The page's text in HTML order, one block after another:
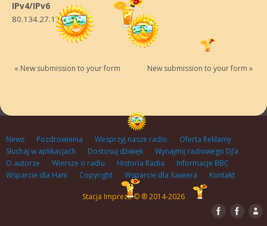
IPv4/IPv6
80.134.27.174
« New submission to your form New submission to your form »
News Pozdrowienia Wesprzyj nasze radio
Oferta Reklamy
Słuchaj w aplikacjach
Dostosuj dźwięk
Wynajmij radiowego DJ’a
O autorze
Wiersze o radiu Historia Radia
Informacje BBC
Wsparcie dla Hani
Copyright Wsparcie dla Xawiera Kontakt
Stacja Impreza © ® 2014-2026